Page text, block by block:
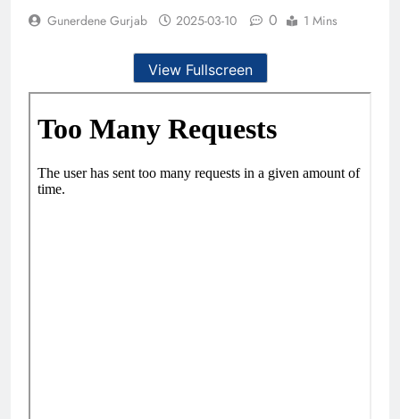
Gunerdene Gurjab 2025-03-10 0 1 Mins
View Fullscreen